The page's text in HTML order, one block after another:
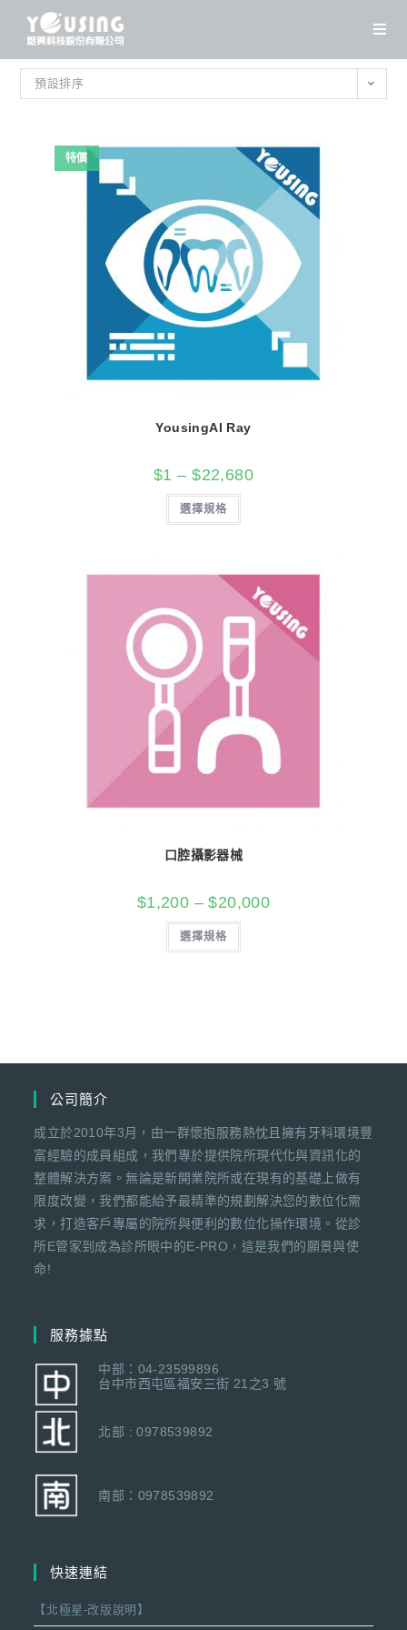
預設排序
特價
YousingAI Ray
$1 –$22,680
選擇規格
口腔攝影器械
$1,200 –$20,000
選擇規格
公司簡介
成立於2010年3月，由一群懷抱服務熱忱且擁有牙科環境豐
富經驗的成員組成，我們專於提供院所現代化與資訊化的
整體解決方案。無論是新開業院所或在現有的基礎上做有
限度改變，我們都能給予最精準的規劃解決您的數位化需
求，打造客戶專屬的院所與便利的數位化操作環境。從診
所E管家到成為診所眼中的E-PRO，這是我們的願景與使
命!
服務據點
中部：04-23599896
台中市西屯區福安三街 21之3 號
北部 : 0978539892
南部：0978539892
快速連結
【北極星-改版說明】